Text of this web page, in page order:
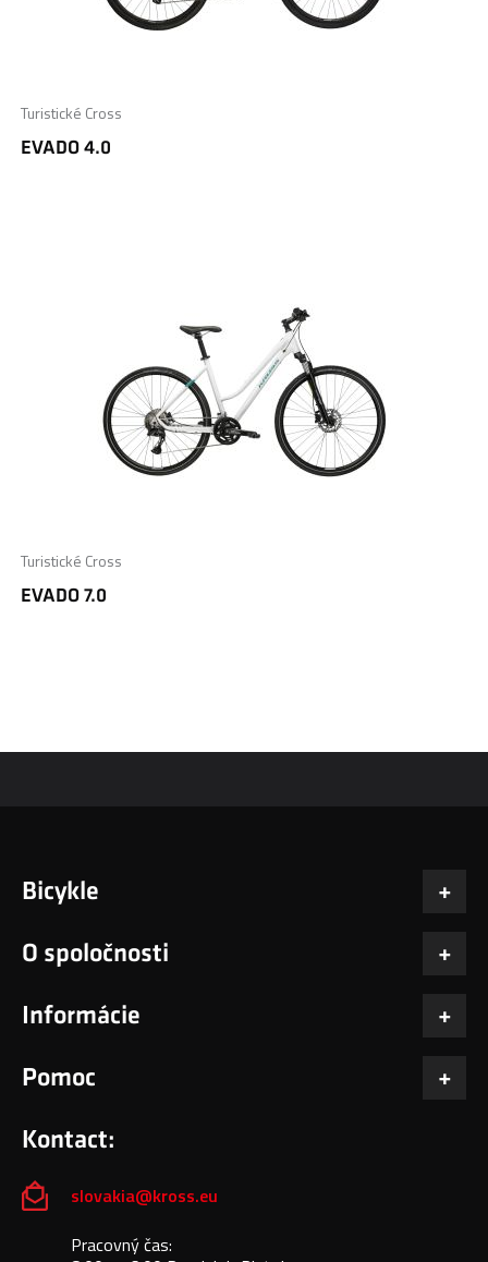
Turistické Cross
EVADO 4.0
Turistické Cross
EVADO 7.0
Bicykle
O spoločnosti
Informácie
Pomoc
Kontact:
slovakia@kross.eu
Pracovný čas: